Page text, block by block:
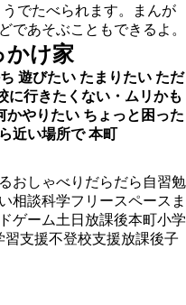
でたべられます。まんが
であそぶこともできるよ。
かけ家
遊びたい たまりたい ただ
に行きたくない・ムリかも
かやりたい ちょっと困った
近い場所で 本町
おしゃべり だらだら 自習勉
相談科学フリースペース ま
ゲーム土日 放課後本町小学
習支援不登校支援放課後子